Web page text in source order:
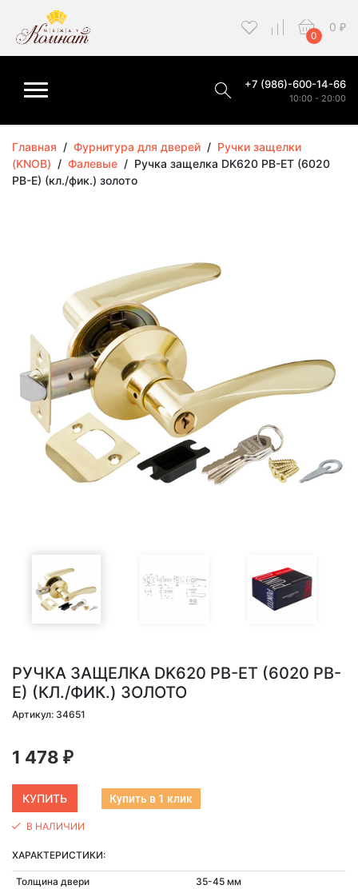
0
0 ₽
+7 (986)-600-14-66
10:00 - 20:00
Главная / Фурнитура для дверей / Ручки защелки
(KNOB) / Фалевые / Ручка защелка DK620 PB-ET (6020
PB-E) (кл./фик.) золото
РУЧКА ЗАЩЕЛКА DK620 PB-ET (6020 PB-
E) (КЛ./ФИК.) ЗОЛОТО
Артикул: 34651
1 478 ₽
Купить в 1 клик
В НАЛИЧИИ
ХАРАКТЕРИСТИКИ:
Толщина двери
35-45 мм